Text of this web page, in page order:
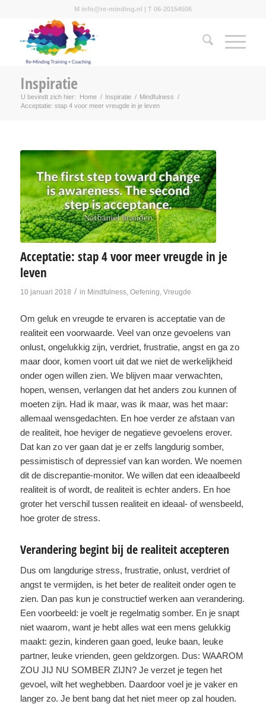
M info@re-minding.nl | T 06-20154506
Inspiratie
U bevindt zich hier: Home / Inspiratie / Mindfulness /
Acceptatie: stap 4 voor meer vreugde in je leven
Acceptatie: stap 4 voor meer vreugde in je
leven
10 januari 2018 / in Mindfulness, Oefening, Vreugde
Om geluk en vreugde te ervaren is acceptatie van de
realiteit een voorwaarde. Veel van onze gevoelens van
onlust, ongelukkig zijn, verdriet, frustratie, angst en ga zo
maar door, komen voort uit dat we niet de werkelijkheid
onder ogen willen zien. We blijven maar verwachten,
hopen, wensen, verlangen dat het anders zou kunnen of
moeten zijn. Had ik maar, was ik maar, was het maar:
allemaal wensgedachten. En hoe verder ze afstaan van
de realiteit, hoe heviger de negatieve gevoelens erover.
Dat kan zo ver gaan dat je er zelfs langdurig somber,
pessimistisch of depressief van kan worden. We noemen
dit de discrepantie-monitor. We willen dat een ideaalbeeld
realiteit is of wordt, de realiteit is echter anders. En hoe
groter het verschil tussen realiteit en ideaal- of wensbeeld,
hoe groter de stress.
Verandering begint bij de realiteit accepteren
Dus om langdurige stress, frustratie, onlust, verdriet of
angst te vermijden, is het beter de realiteit onder ogen te
zien. Dan pas kun je constructief werken aan verandering.
Een voorbeeld: je voelt je regelmatig somber. En je snapt
niet waarom, want je hebt alles wat een mens gelukkig
maakt: gezin, kinderen gaan goed, leuke baan, leuke
partner, leuke vrienden, geen geldzorgen. Dus: WAAROM
ZOU JIJ NU SOMBER ZIJN? Je verzet je tegen het
gevoel, wilt het weghebben. Daardoor voel je je vaker en
langer zo. Je bent bang dat het niet meer op zal houden.